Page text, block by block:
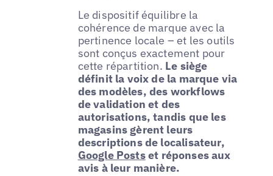
Le dispositif équilibre la
cohérence de marque avec la
pertinence locale – et les outils
sont conçus exactement pour
cette répartition. Le siège
définit la voix de la marque via
des modèles, des workflows
de validation et des
autorisations, tandis que les
magasins gèrent leurs
descriptions de localisateur,
Google Postset réponses aux
avis à leur manière.